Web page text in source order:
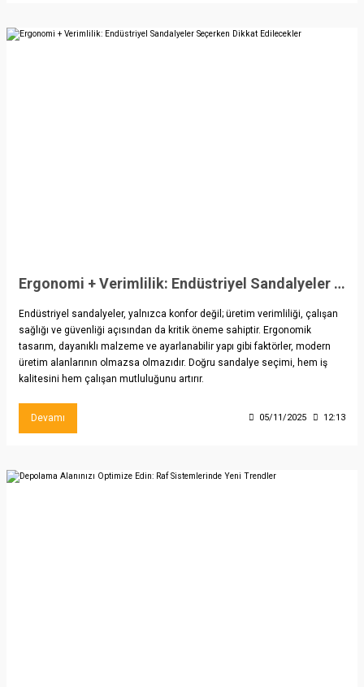
Ergonomi + Verimlilik: Endüstriyel Sandalyeler Seçerken Dikkat Edilecekler
Endüstriyel sandalyeler, yalnızca konfor değil; üretim verimliliği, çalışan
sağlığı ve güvenliği açısından da kritik öneme sahiptir. Ergonomik
tasarım, dayanıklı malzeme ve ayarlanabilir yapı gibi faktörler, modern
üretim alanlarının olmazsa olmazıdır. Doğru sandalye seçimi, hem iş
kalitesini hem çalışan mutluluğunu artırır.
Devamı 05/11/2025 12:13